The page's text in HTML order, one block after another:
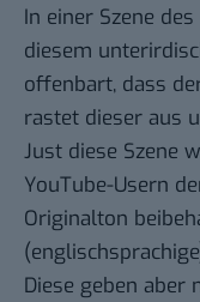
In einer Szene
diesem
offenbart, dass
rastet dieser aus
Just diese Szene
YouTube-Usern
Originalton
Diese geben aber